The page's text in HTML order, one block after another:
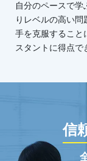
自分のペースで学
りレベルの高い
手を克服すること
スタントに得点で
信